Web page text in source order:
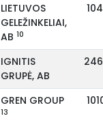
LIETUVOS
GELEŽINKELIAI,
AB 10
IGNITIS
GRUPĖ, AB
GREN GROUP
13